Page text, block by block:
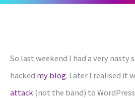
So last weekend I had a very nasty
hacked my blog. Later I realised it
attack (not the band) to